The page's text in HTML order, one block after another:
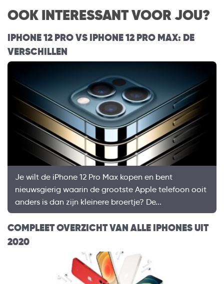
OOK INTERESSANT VOOR JOU?
IPHONE 12 PRO VS IPHONE 12 PRO MAX: DE
VERSCHILLEN
Je wilt de iPhone 12 Pro Max kopen en bent
nieuwsgierig waarin de grootste Apple telefoon ooit
anders is dan zijn kleinere broertje? De...
COMPLEET OVERZICHT VAN ALLE IPHONES UIT
2020